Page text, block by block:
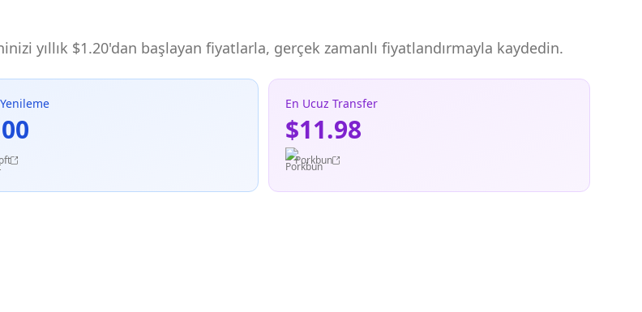
yıllık $1.20'dan başlayan fiyatlarla, gerçek zamanlı fiyatlandırmayla kaydedin.
En Ucuz Transfer
$11.98
Porkbun